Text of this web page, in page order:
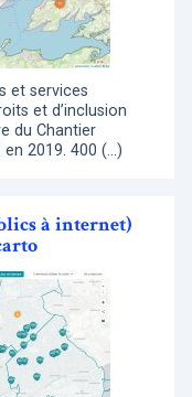
et services
et d’inclusion
du Chantier
2019. 400 (…)
à internet)